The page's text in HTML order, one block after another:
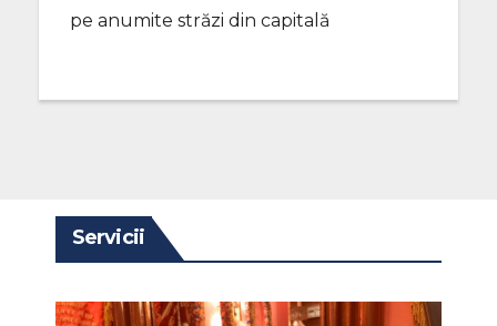
pe anumite străzi din capitală
Servicii